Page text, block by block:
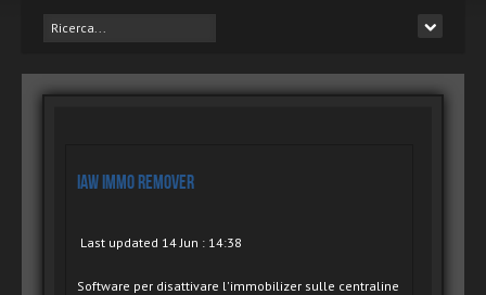
IAW IMMO Remover
Last updated 14 Jun : 14:38
Software per disattivare l'immobilizer sulle centraline